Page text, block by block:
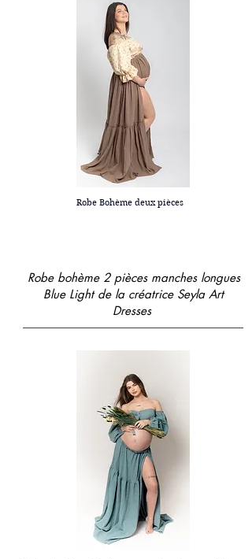
Robe Bohème deux pièces
Robe bohème 2 pièces manches longues
Blue Light de la créatrice Seyla Art
Dresses